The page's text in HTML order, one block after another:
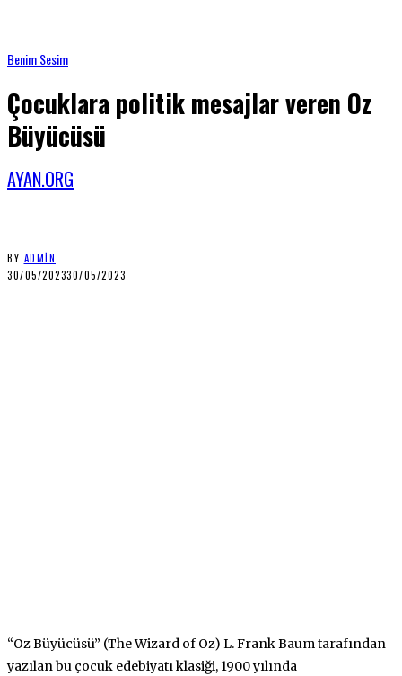
Benim Sesim
Çocuklara politik mesajlar veren Oz
Büyücüsü
AYAN.ORG
BY ADMIN
30/05/202330/05/2023
“Oz Büyücüsü” (The Wizard of Oz) L. Frank Baum tarafından
yazılan bu çocuk edebiyatı klasiği, 1900 yılında